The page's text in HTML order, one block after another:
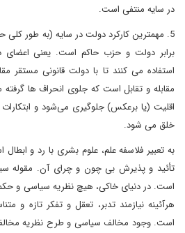
در سایه منتفی است.
5. مهمترین کارکرد دولت در سایه (به طور
برابر دولت و حزب حاکم است. یعنی اعضای
استفاده می کنند تا با دولت قانونی مستقر
مقابله و تقابل است که جلوی انحراف ها گرفته
اقلیت (یا برعکس) جلوگیری می‌شود و
خلق می شود.
به تعبیر فلاسفه علم، علوم بشری با رد و
تأئید و پذیرش بی چون و چرای آن. مقوله
است. در دنیای خاکی، هیچ نظریه سیاسی و
هرآئینه نیازمند تدبر، تعقل و تفکر تازه و
است. وجود مخالف سیاسی و طرح نظریه